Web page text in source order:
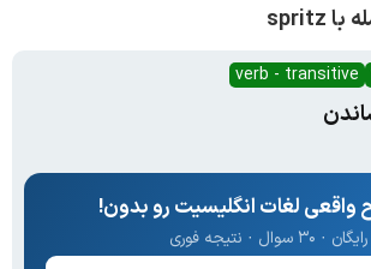
verb - transitive
لغات انگلیسیت رو بدون!
· نتیجه فوری